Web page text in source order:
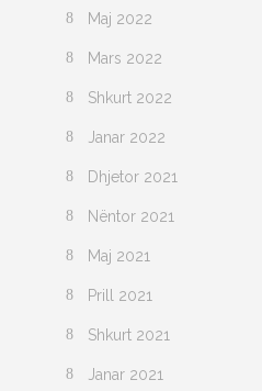
Maj 2022
Mars 2022
Shkurt 2022
Janar 2022
Dhjetor 2021
Nëntor 2021
Maj 2021
Prill 2021
Shkurt 2021
Janar 2021